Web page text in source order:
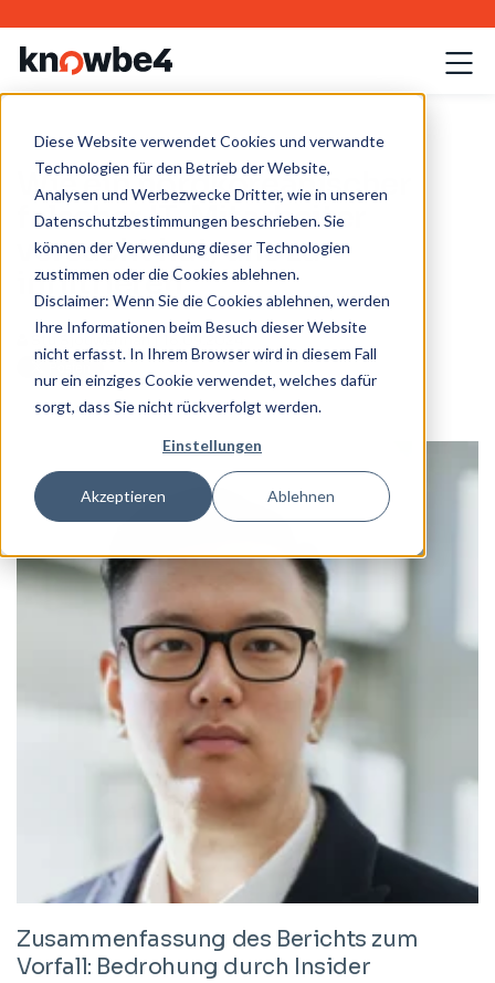
Diese Website verwendet Cookies und verwandte
Technologien für den Betrieb der Website,
Analysen und Werbezwecke Dritter, wie in unseren
Datenschutzbestimmungen beschrieben. Sie
können der Verwendung dieser Technologien
zustimmen oder die Cookies ablehnen.
Disclaimer: Wenn Sie die Cookies ablehnen, werden
Ihre Informationen beim Besuch dieser Website
nicht erfasst. In Ihrem Browser wird in diesem Fall
nur ein einziges Cookie verwendet, welches dafür
sorgt, dass Sie nicht rückverfolgt werden.
Einstellungen
Akzeptieren Ablehnen
Wie ein nordkoreanischer
falscher IT-Mitarbeiter
versucht hat, uns zu
infiltrieren
Zusammenfassung des Berichts zum
Vorfall: Bedrohung durch Insider